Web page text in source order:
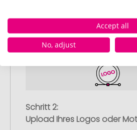
nach Ihren Vorstellungen an.
Anschließend legen Sie die
Artikel in Ihren Warenkorb.
Schritt 2:
Upload Ihres Logos oder
Accept all
No, adjust